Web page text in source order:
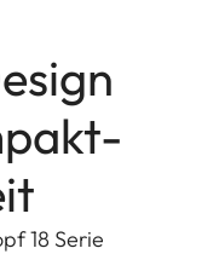
18 Serie